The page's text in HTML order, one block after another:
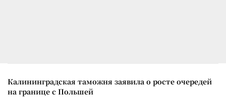
Калининградская таможня заявила о росте очередей
на границе с Польшей